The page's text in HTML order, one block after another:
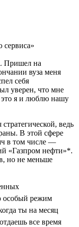
сервиса»
Пришел на
вуза меня
себя
уверен, что мне
это я и люблю нашу
ведь
В этой сфере
в том числе —
«Газпром нефти»*.
но не меньше
особый режим
ты на месяц
все время